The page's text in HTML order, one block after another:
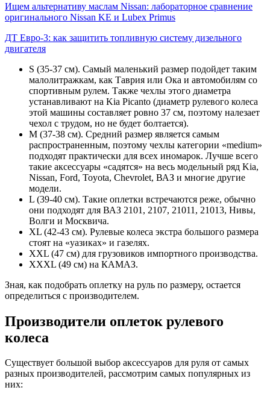
Ищем альтернативу маслам Nissan: лабораторное сравнение
оригинального Nissan KE и Lubex Primus
ДТ Евро-3: как защитить топливную систему дизельного
двигателя
S (35-37 см). Самый маленький размер подойдет таким
малолитражкам, как Таврия или Ока и автомобилям со
спортивным рулем. Также чехлы этого диаметра
устанавливают на Kia Picanto (диаметр рулевого колеса
этой машины составляет ровно 37 см, поэтому налезает
чехол с трудом, но не будет болтается).
M (37-38 см). Средний размер является самым
распространенным, поэтому чехлы категории «medium»
подходят практически для всех иномарок. Лучше всего
такие аксессуары «садятся» на весь модельный ряд Kia,
Nissan, Ford, Toyota, Chevrolet, ВАЗ и многие другие
модели.
L (39-40 см). Такие оплетки встречаются реже, обычно
они подходят для ВАЗ 2101, 2107, 21011, 21013, Нивы,
Волги и Москвича.
XL (42-43 см). Рулевые колеса экстра большого размера
стоят на «уазиках» и газелях.
XXL (47 см) для грузовиков импортного производства.
XXXL (49 см) на КАМАЗ.
Зная, как подобрать оплетку на руль по размеру, остается
определиться с производителем.
Производители оплеток рулевого
колеса
Существует большой выбор аксессуаров для руля от самых
разных производителей, рассмотрим самых популярных из
них: